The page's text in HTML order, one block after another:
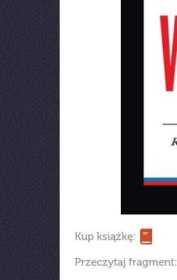
Kup książkę:
Przeczytaj fragment: